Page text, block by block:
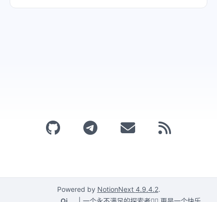
Powered by NotionNext 4.9.4.2.